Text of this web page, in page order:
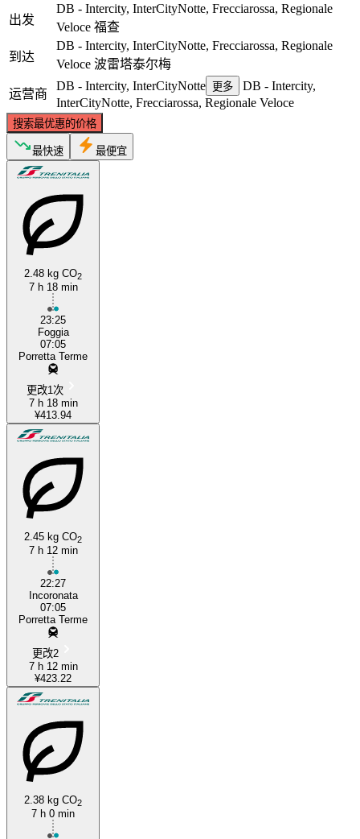
出发
DB - Intercity, InterCityNotte, Frecciarossa, Regionale
Veloce 福查
到达
DB - Intercity, InterCityNotte, Frecciarossa, Regionale
Veloce 波雷塔泰尔梅
运营商
DB - Intercity, InterCityNotte 更多
DB - Intercity,
InterCityNotte, Frecciarossa, Regionale Veloce
搜索最优惠的价格
最快速 最便宜
2.48 kg CO2
7 h 18 min
23:25
Foggia
07:05
Porretta Terme
更改1次
7 h 18 min
¥413.94
2.45 kg CO2
7 h 12 min
22:27
Incoronata
07:05
Porretta Terme
更改2
7 h 12 min
¥423.22
2.38 kg CO2
7 h 0 min